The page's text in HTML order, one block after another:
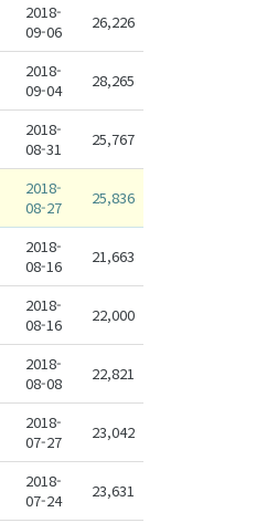
2018-
09-06
26,226
2018-
09-04
28,265
2018-
08-31
25,767
2018-
08-27
25,836
2018-
08-16
21,663
2018-
08-16
22,000
2018-
08-08
22,821
2018-
07-27
23,042
2018-
07-24
23,631